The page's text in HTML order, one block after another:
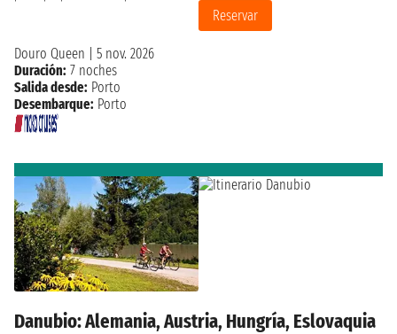
Reservar
Douro Queen
5 nov. 2026
Duración: 7 noches
Salida desde: Porto
Desembarque: Porto
Danubio: Alemania, Austria, Hungría, Eslovaquia